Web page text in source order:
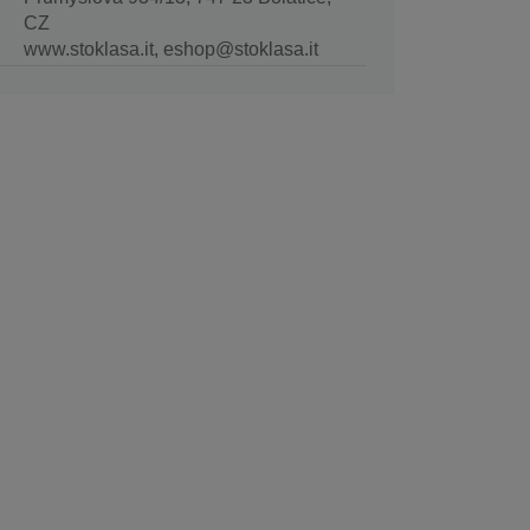
CZ
www.stoklasa.it, eshop@stoklasa.it